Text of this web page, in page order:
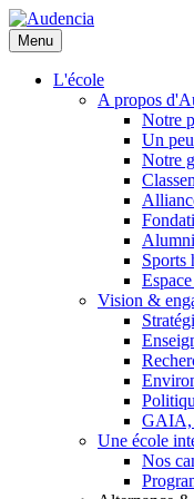
Aller
au
contenu
principal
Menu
L'école
A propos
Notre
Un
Notre
Alumni
Sports
Vision &
GAIA,
Une école
Nos